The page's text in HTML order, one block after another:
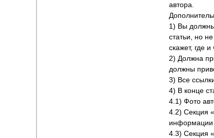
автора.
1) Вы должны
статьи, но
скажет, где
2) Должна
должны
3) Все
4) В конце
4.1) Фото
4.2) Секция
информации
4.3) Секция